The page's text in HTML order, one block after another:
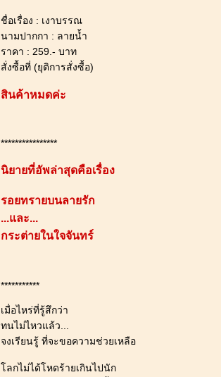
ชื่อเรื่อง : เงาบรรณ
นามปากกา : ลายน้ำ
ราคา : 259.- บาท
สั่งซื้อที่ (ยุติการสั่งซื้อ)
สินค้าหมดค่ะ
****************
นิยายที่อัพล่าสุดคือเรื่อง
รอยทรายบนลายรัก
...และ...
กระต่ายในใจจันทร์
***********
เมื่อไหร่ที่รู้สึกว่า
ทนไม่ไหวแล้ว...
จงเรียนรู้ ที่จะขอความช่วยเหลือ
ลกไม่ได้โหดร้ายเกินไปนัก